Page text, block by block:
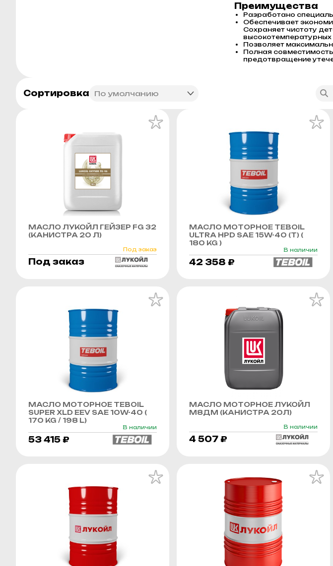
Преимущества
Разработано
Обеспечивает
Сохраняет чистоту
высокотемпературных
Позволяет
Полная
предотвращение
Сортировка
МАСЛО ЛУКОЙЛ ГЕЙЗЕР FG 32
(КАНИСТРА 20 Л)
Под заказ
Под заказ
МАСЛО МОТОРНОЕ TEBOIL
ULTRA HPD SAE 15W-40 (Т) (
180 KG )
В наличии
42 358 ₽
МАСЛО МОТОРНОЕ TEBOIL
SUPER XLD EEV SAE 10W-40 (
170 KG / 198 L)
В наличии
53 415 ₽
МАСЛО МОТОРНОЕ ЛУКОЙЛ
М8ДМ (КАНИСТРА 20Л)
В наличии
4 507 ₽